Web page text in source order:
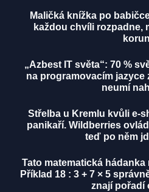
Maličká knížka po
každou chvíli rozpadne,
korun
„Azbest IT světa“: 70 %
na programovacím jazyce
neumí
Střelba u Kremlu kvůli e-
panikaří. Wildberries
teď po něm
Tato matematická
Příklad 18 : 3 + 7 × 5
znají pořadí